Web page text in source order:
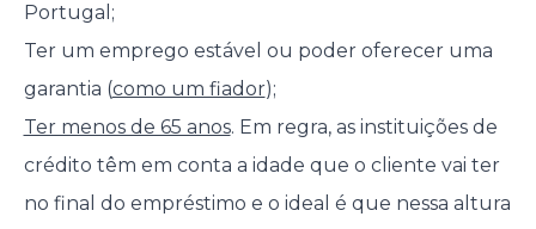
Portugal;
Ter um emprego estável ou poder oferecer uma
garantia (como um fiador);
Ter menos de 65 anos. Em regra, as instituições de
crédito têm em conta a idade que o cliente vai ter
no final do empréstimo e o ideal é que nessa altura